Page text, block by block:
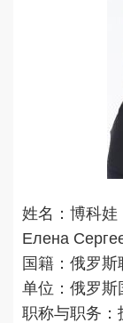
姓名：博科娃
Елена
国籍：俄罗斯
单位：俄罗斯
职称与职务：